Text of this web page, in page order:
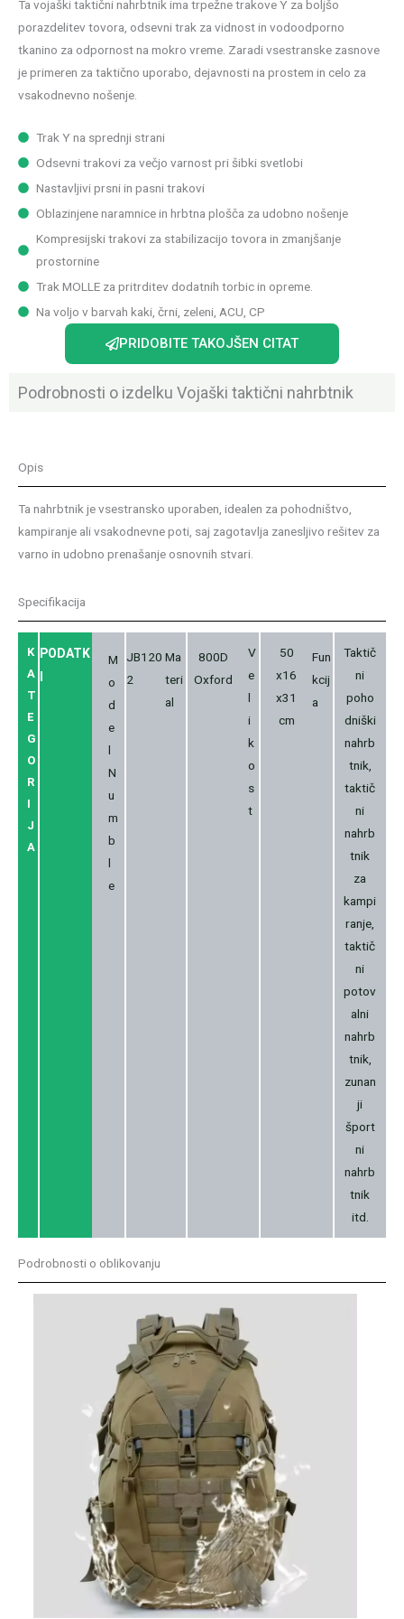
Ta vojaški taktični nahrbtnik ima trpežne trakove Y za boljšo
porazdelitev tovora, odsevni trak za vidnost in vodoodporno
tkanino za odpornost na mokro vreme. Zaradi vsestranske zasnove
je primeren za taktično uporabo, dejavnosti na prostem in celo za
vsakodnevno nošenje.
Trak Y na sprednji strani
Odsevni trakovi za večjo varnost pri šibki svetlobi
Nastavljivi prsni in pasni trakovi
Oblazinjene naramnice in hrbtna plošča za udobno nošenje
Kompresijski trakovi za stabilizacijo tovora in zmanjšanje
prostornine
Trak MOLLE za pritrditev dodatnih torbic in opreme.
Na voljo v barvah kaki, črni, zeleni, ACU, CP
PRIDOBITE TAKOJŠEN CITAT
Podrobnosti o izdelku Vojaški taktični nahrbtnik
Opis
Ta nahrbtnik je vsestransko uporaben, idealen za pohodništvo,
kampiranje ali vsakodnevne poti, saj zagotavlja zanesljivo rešitev za
varno in udobno prenašanje osnovnih stvari.
Specifikacija
K
A
T
E
G
O
R
I
J
A
PODATK
M
o
d
e
l
N
u
m
b
l
e
JB120
2
Ma
teri
al
800D
Oxford
V
e
l
i
k
o
s
t
50
x16
x31
cm
Fun
kcij
a
Taktič
ni
poho
dniški
nahrb
tnik,
taktič
ni
nahrb
tnik
za
kampi
ranje,
taktič
ni
potov
alni
nahrb
tnik,
zunan
ji
šport
ni
nahrb
tnik
itd.
Podrobnosti o oblikovanju